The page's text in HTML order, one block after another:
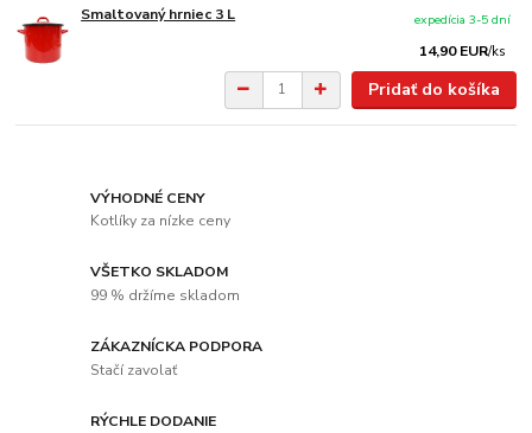
Smaltovaný hrniec 3 L
14,90 EUR/ks
expedícia 3-5 dní
Pridať do košíka
VÝHODNÉ CENY
Kotlíky za nízke ceny
VŠETKO SKLADOM
99 % držíme skladom
ZÁKAZNÍCKA PODPORA
Stačí zavolať
RÝCHLE DODANIE